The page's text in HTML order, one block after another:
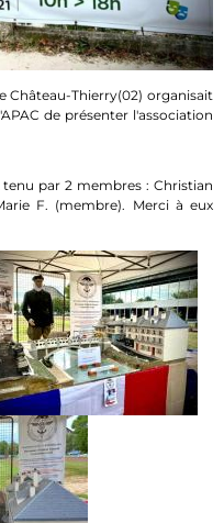
Château-Thierry(02) organisait
de présenter l'association
par 2 membres : Christian
F. (membre). Merci à eux